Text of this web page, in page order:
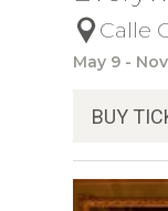
Calle
May 9 -
BUY